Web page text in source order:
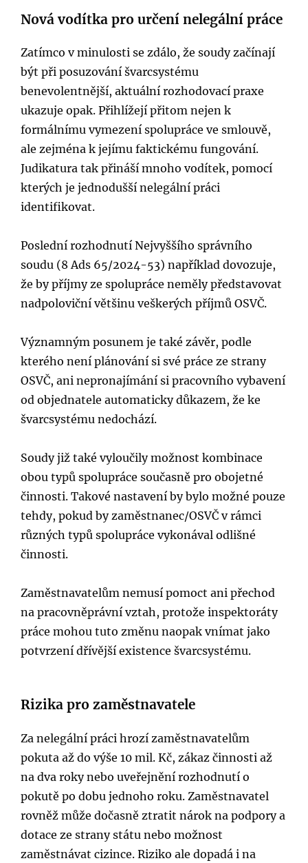
Nová vodítka pro určení nelegální práce
Zatímco v minulosti se zdálo, že soudy začínají
být při posuzování švarcsystému
benevolentnější, aktuální rozhodovací praxe
ukazuje opak. Přihlížejí přitom nejen k
formálnímu vymezení spolupráce ve smlouvě,
ale zejména k jejímu faktickému fungování.
Judikatura tak přináší mnoho vodítek, pomocí
kterých je jednodušší nelegální práci
identifikovat.
Poslední rozhodnutí Nejvyššího správního
soudu (8 Ads 65/2024-53) například dovozuje,
že by příjmy ze spolupráce neměly představovat
nadpoloviční většinu veškerých příjmů OSVČ.
Významným posunem je také závěr, podle
kterého není plánování si své práce ze strany
OSVČ, ani nepronajímání si pracovního vybavení
od objednatele automaticky důkazem, že ke
švarcsystému nedochází.
Soudy již také vyloučily možnost kombinace
obou typů spolupráce současně pro obojetné
činnosti. Takové nastavení by bylo možné pouze
tehdy, pokud by zaměstnanec/OSVČ v rámci
různých typů spolupráce vykonával odlišné
činnosti.
Zaměstnavatelům nemusí pomoct ani přechod
na pracovněprávní vztah, protože inspektoráty
práce mohou tuto změnu naopak vnímat jako
potvrzení dřívější existence švarcsystému.
Rizika pro zaměstnavatele
Za nelegální práci hrozí zaměstnavatelům
pokuta až do výše 10 mil. Kč, zákaz činnosti až
na dva roky nebo uveřejnění rozhodnutí o
pokutě po dobu jednoho roku. Zaměstnavatel
rovněž může dočasně ztratit nárok na podpory a
dotace ze strany státu nebo možnost
zaměstnávat cizince. Riziko ale dopadá i na